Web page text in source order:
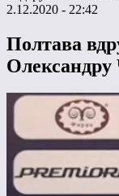
2.12.2020 - 22:42
Полтава